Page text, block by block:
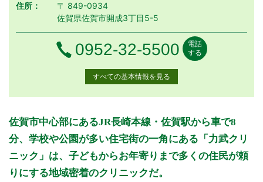
住所：
〒 849-0934
佐賀県佐賀市開成3丁目5-5
電話番号
0952-32-5500
電話
する
すべての基本情報を見る
外来受付時間 月曜日
火 火曜日
水水曜日
木木曜日
金金曜日
土 土曜日
日
8:30〜12:30
● ● ● ● ●
●
14:00〜16:00
●
14:00〜18:30
● ● ● ●
佐賀市中心部にあるJR長崎本線・佐賀駅から車で8
分、学校や公園が多い住宅街の一角にある「力武クリ
ニック」は、子どもからお年寄りまで多くの住民が頼
りにする地域密着のクリニックだ。